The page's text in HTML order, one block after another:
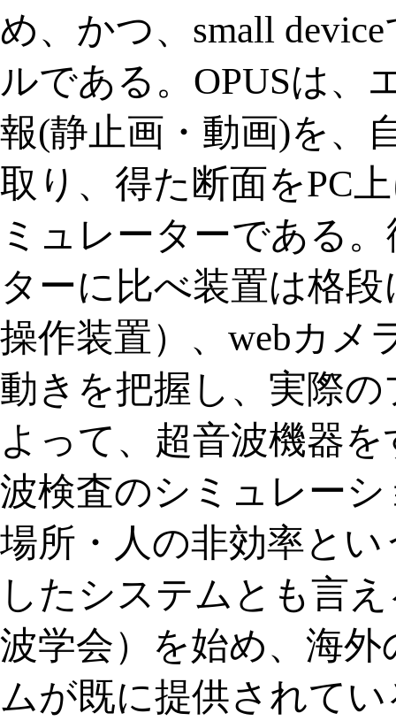
め、かつ、small
ルである。OPUSは、
報(静止画・動画)を、
取り、得た断面をPC
ミュレーターである
ターに比べ装置は格
操作装置）、webカメ
動きを把握し、実際
よって、超音波機器
波検査のシミュレー
場所・人の非効率と
したシステムとも言
波学会）を始め、海
ムが既に提供されて